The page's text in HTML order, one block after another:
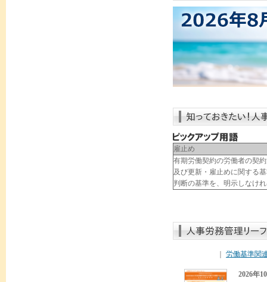
雇止め
有期労働契約の労働者の契
及び更新・雇止めに関する
判断の基準を、明示しなけ
労働基準関
2026年